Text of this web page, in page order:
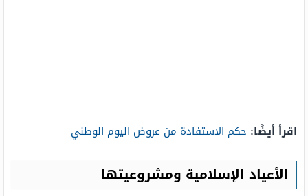
اقرأ أيضًا: حكم الاستفادة من عروض اليوم الوطني
الأعياد الإسلامية ومشروعيتها